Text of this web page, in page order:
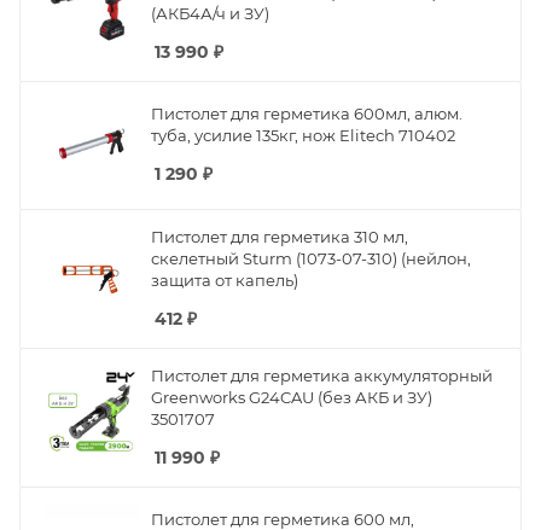
(АКБ4А/ч и ЗУ)
13 990 ₽
Пистолет для герметика 600мл, алюм.
туба, усилие 135кг, нож Elitech 710402
1 290 ₽
Пистолет для герметика 310 мл,
скелетный Sturm (1073-07-310) (нейлон,
защита от капель)
412 ₽
Пистолет для герметика аккумуляторный
Greenworks G24CAU (без АКБ и ЗУ)
3501707
11 990 ₽
Пистолет для герметика 600 мл,